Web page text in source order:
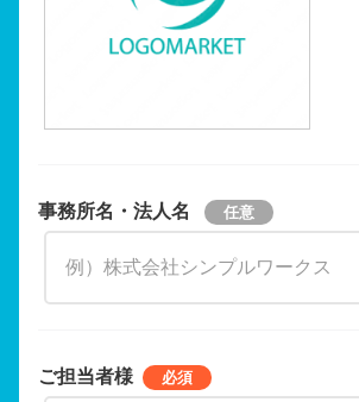
事務所名・法人名
ご担当者様